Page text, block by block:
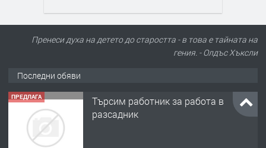
Пренеси духа на детето до старостта - в това е тайната на
гения. - Олдъс Хъксли
Последни обяви
ПРЕДЛАГА
Търсим работник за работа в
разсадник